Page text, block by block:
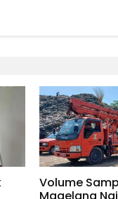
Volume
Magelang